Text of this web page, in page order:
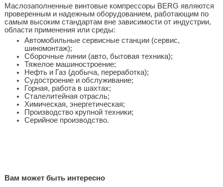
Маслозаполненные винтовые компрессоры BERG являются
проверенным и надежным оборудованием, работающим по
самым высоким стандартам вне зависимости от индустрии,
области применения или среды:
Автомобильные сервисные станции (сервис,
шиномонтаж);
Сборочные линии (авто, бытовая техника);
Тяжелое машиностроение;
Нефть и Газ (добыча, переработка);
Судостроение и обслуживание;
Горная, работа в шахтах;
Сталелитейная отрасль;
Химическая, энергетическая;
Производство крупной техники;
Серийное производство.
Вам может быть интересно